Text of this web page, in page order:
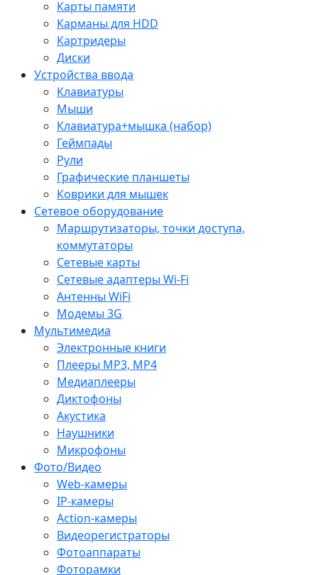
Карты памяти
Карманы для HDD
Картридеры
Диски
Устройства ввода
Клавиатуры
Мыши
Клавиатура+мышка (набор)
Геймпады
Рули
Графические планшеты
Коврики для мышек
Сетевое оборудование
Маршрутизаторы, точки доступа,
коммутаторы
Сетевые карты
Сетевые адаптеры Wi-Fi
Антенны WiFi
Модемы 3G
Мультимедиа
Электронные книги
Плееры MP3, MP4
Медиаплееры
Диктофоны
Акустика
Наушники
Микрофоны
Фото/Видео
Web-камеры
IP-камеры
Action-камеры
Видеорегистраторы
Фотоаппараты
Фоторамки